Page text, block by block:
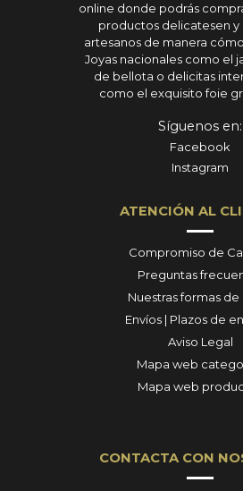
online donde podrás
productos delicatesen
artesanos de manera
Joyas nacionales como el
de bellota o delicitas
como el exquisito foie
Síguenos en:
Facebook
Instagram
ATENCIÓN AL
Compromiso de
Preguntas
Nuestras formas
Envíos | Plazos de
Aviso Legal
Mapa web
Mapa web
CONTACTA CON